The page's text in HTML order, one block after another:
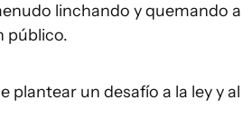
linchando y quemando a
público.
plantear un desafío a la ley y al